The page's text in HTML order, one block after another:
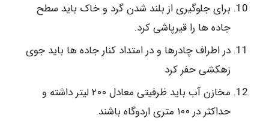
برای جلوگیری از بلند شدن گرد و خاک باید سطح
جاده ها را قیرپاشی کرد.
در اطراف چادرها و در امتداد کنار جاده ها باید جوی
زهکشی حفر کرد
مخازن آب باید ظرفیتی معادل ۲۰۰ لیتر داشته و
حداکثر در ۱۰۰ متری اردوگاه باشند.